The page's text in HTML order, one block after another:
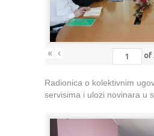
« ‹ of
Radionica o kolektivnim
servisima i ulozi novinara u